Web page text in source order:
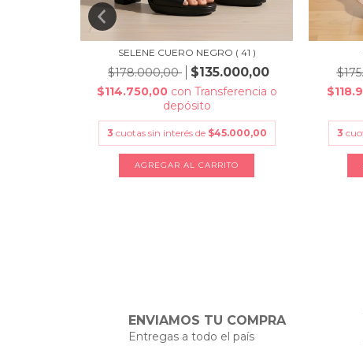
SELENE CUERO NEGRO ( 41 )
$178.000,00 $135.000,00
$114.750,00 con Transferencia o
depósito
3 cuotas sin interés de $45.000,00
AGREGAR AL CARRITO
3
ENVIAMOS TU COMPRA
Entregas a todo el país